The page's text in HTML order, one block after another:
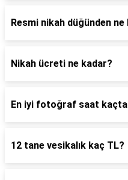
Resmi nikah düğünden ne
Nikah ücreti ne kadar?
En iyi fotoğraf saat
12 tane vesikalık kaç TL?